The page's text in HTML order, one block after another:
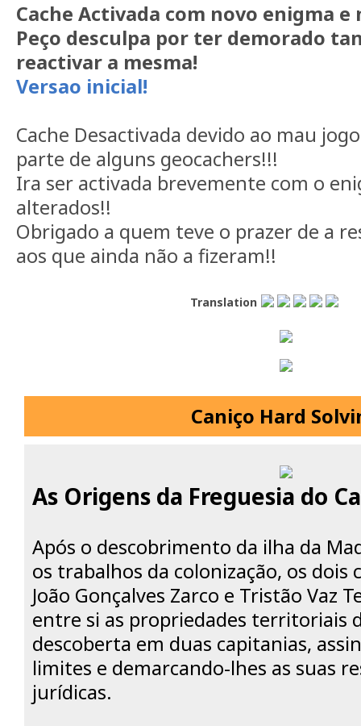
Cache Activada com novo enigma e
Peço desculpa por ter demorado
reactivar a mesma!
Versao inicial!
Cache Desactivada devido ao mau
parte de alguns geocachers!!!
Ira ser activada brevemente com o
alterados!!
Obrigado a quem teve o prazer de a
aos que ainda não a fizeram!!
Translation
Caniço Hard
As Origens da Freguesia do
Após o descobrimento da ilha da
os trabalhos da colonização, os dois
João Gonçalves Zarco e Tristão Vaz
entre si as propriedades territoriais
descoberta em duas capitanias,
limites e demarcando-lhes as suas
jurídicas.